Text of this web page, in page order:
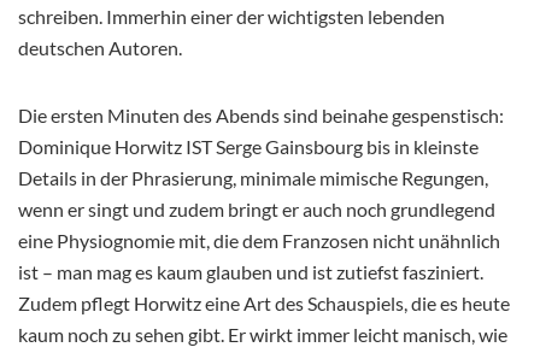
schreiben. Immerhin einer der wichtigsten lebenden
deutschen Autoren.
Die ersten Minuten des Abends sind beinahe gespenstisch:
Dominique Horwitz IST Serge Gainsbourg bis in kleinste
Details in der Phrasierung, minimale mimische Regungen,
wenn er singt und zudem bringt er auch noch grundlegend
eine Physiognomie mit, die dem Franzosen nicht unähnlich
ist – man mag es kaum glauben und ist zutiefst fasziniert.
Zudem pflegt Horwitz eine Art des Schauspiels, die es heute
kaum noch zu sehen gibt. Er wirkt immer leicht manisch, wie